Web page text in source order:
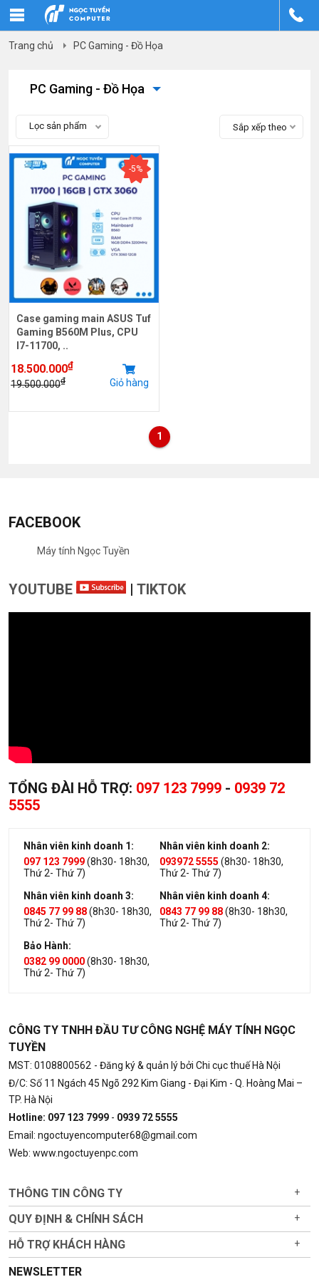
Trang chủ PC Gaming - Đồ Họa
PC Gaming - Đồ Họa
Lọc sản phẩm Sắp xếp theo
-5%
Case gaming main ASUS Tuf
Gaming B560M Plus, CPU
I7-11700, ..
18.500.000₫
19.500.000₫ Giỏ hàng
1
FACEBOOK
Máy tính Ngọc Tuyền
YOUTUBE | TIKTOK
TỔNG ĐÀI HỖ TRỢ: 097 123 7999 - 0939 72
5555
Nhân viên kinh doanh 1:
097 123 7999(8h30- 18h30,
Thứ 2- Thứ 7)
Nhân viên kinh doanh 2:
093972 5555 (8h30- 18h30,
Thứ 2- Thứ 7)
Nhân viên kinh doanh 3:
0845 77 99 88(8h30- 18h30,
Thứ 2- Thứ 7)
Nhân viên kinh doanh 4:
0843 77 99 88(8h30- 18h30,
Thứ 2- Thứ 7)
Bảo Hành:
0382 99 0000(8h30- 18h30,
Thứ 2- Thứ 7)
CÔNG TY TNHH ĐẦU TƯ CÔNG NGHỆ MÁY TÍNH NGỌC
TUYỀN
MST: 0108800562 - Đăng ký & quản lý bởi Chi cục thuế Hà Nội
Đ/C: Số 11 Ngách 45 Ngõ 292 Kim Giang - Đại Kim - Q. Hoàng Mai –
TP. Hà Nội
Hotline: 097 123 7999 - 0939 72 5555
Email: ngoctuyencomputer68@gmail.com
Web: www.ngoctuyenpc.com
THÔNG TIN CÔNG TY +
QUY ĐỊNH & CHÍNH SÁCH +
HỖ TRỢ KHÁCH HÀNG +
NEWSLETTER